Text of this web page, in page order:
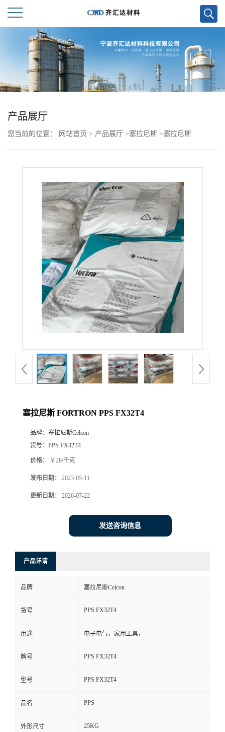
首
页
公
品
厅
系
言
产品展厅
您当前的位置： 网站首页 > 产品展厅 >塞拉尼斯 >塞拉尼斯
塞拉尼斯 FORTRON PPS FX32T4
品牌： 塞拉尼斯Celcon
货号： PPS FX32T4
价格： ￥28/千克
发布日期： 2023-05-11
更新日期： 2026-07-22
发送咨询信息
产品详请
品牌 塞拉尼斯Celcon
货号 PPS FX32T4
用途 电子电气，家用工具，
牌号 PPS FX32T4
型号 PPS FX32T4
品名 PPS
外形尺寸 25KG